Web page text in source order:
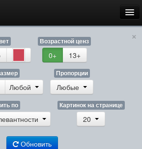
×
Возрастной ценз
0+ 13+
Любой
Пропорции
Любые
по Картинок на странице
20
Обновить